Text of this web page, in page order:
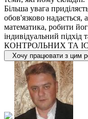
Більша увага
обов'язково надається,
математика, робити
індивідуальний
КОНТРОЛЬНИХ ТА
Хочу працювати з цим